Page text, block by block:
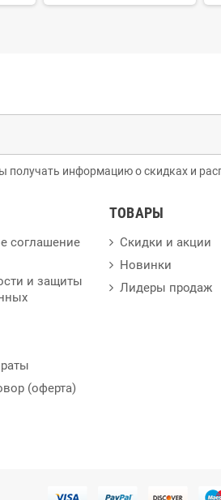
получать информацию о скидках и
соглашение
и защиты
(оферта)
ТОВАРЫ
Скидки и акции
Новинки
Лидеры продаж